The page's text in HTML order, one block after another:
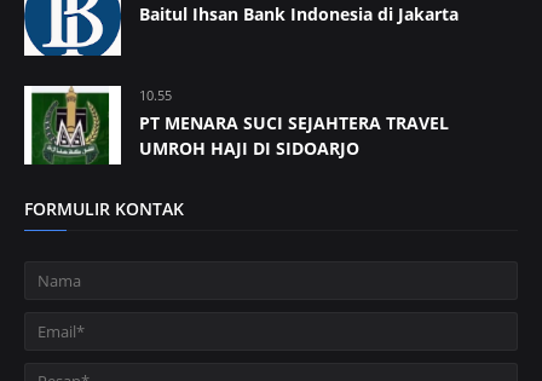
Baitul Ihsan Bank Indonesia di Jakarta
10.55
PT MENARA SUCI SEJAHTERA TRAVEL
UMROH HAJI DI SIDOARJO
FORMULIR KONTAK